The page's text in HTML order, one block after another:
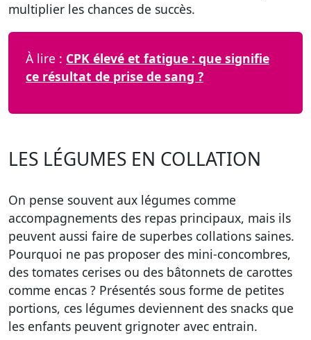
multiplier les chances de succès.
À lire : CPK élevé et fatigue : que signifie
ce résultat de prise de sang ?
LES LÉGUMES EN COLLATION
On pense souvent aux légumes comme
accompagnements des repas principaux, mais ils
peuvent aussi faire de superbes collations saines.
Pourquoi ne pas proposer des mini-concombres,
des tomates cerises ou des bâtonnets de carottes
comme encas ? Présentés sous forme de petites
portions, ces légumes deviennent des snacks que
les enfants peuvent grignoter avec entrain.